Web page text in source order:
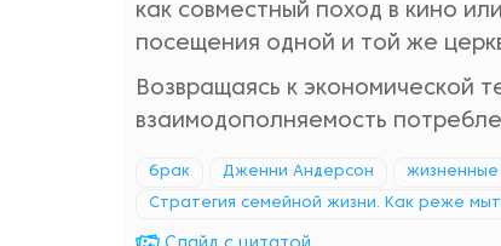
как совместный поход в кино
посещения одной и той же
Возвращаясь к экономической
взаимодополняемость
брак Дженни Андерсон
Стратегия семейной жизни. Как реже